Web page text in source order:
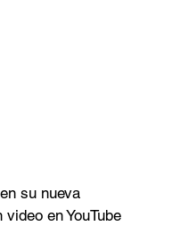
su nueva
en YouTube